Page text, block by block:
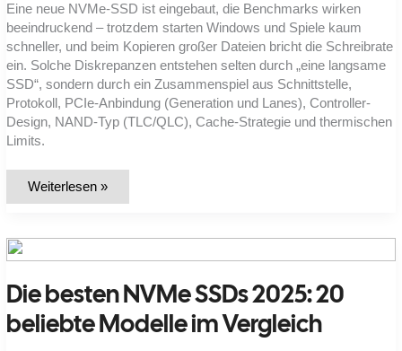
Eine neue NVMe-SSD ist eingebaut, die Benchmarks wirken
beeindruckend – trotzdem starten Windows und Spiele kaum
schneller, und beim Kopieren großer Dateien bricht die Schreibrate
ein. Solche Diskrepanzen entstehen selten durch „eine langsame
SSD“, sondern durch ein Zusammenspiel aus Schnittstelle,
Protokoll, PCIe-Anbindung (Generation und Lanes), Controller-
Design, NAND-Typ (TLC/QLC), Cache-Strategie und thermischen
Limits.
SSD-
SATA
NVMe,
3.0/4.0/5.0,
reale
Transferraten,
IOPS
und
Weiterlesen »
Die besten NVMe SSDs 2025: 20
beliebte Modelle im Vergleich